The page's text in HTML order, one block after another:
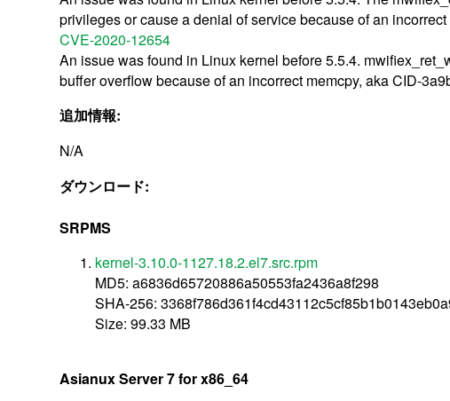
privileges or cause a denial of service because of an
CVE-2020-12654
An issue was found in Linux kernel before 5.5.4.
buffer overflow because of an incorrect memcpy, aka CID-
追加情報:
N/A
ダウンロード:
SRPMS
kernel-3.10.0-1127.18.2.el7.src.rpm
MD5: a6836d65720886a50553fa2436a8f298
SHA-256:
Size: 99.33 MB
Asianux Server 7 for x86_64